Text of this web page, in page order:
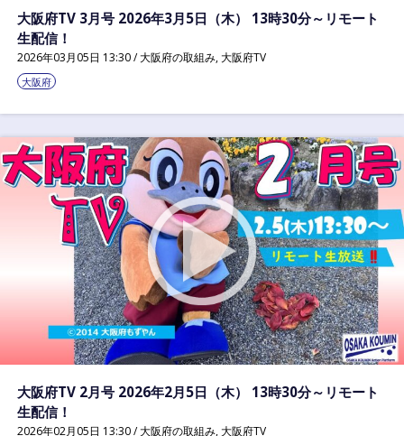
大阪府TV 3月号 2026年3月5日（木） 13時30分～リモート
生配信！
2026年03月05日 13:30 /大阪府の取組み,大阪府TV
大阪府
大阪府TV 2月号 2026年2月5日（木） 13時30分～リモート
生配信！
2026年02月05日 13:30 /大阪府の取組み,大阪府TV